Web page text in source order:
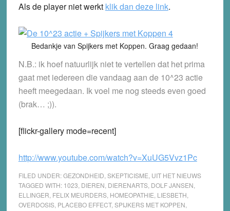
Als de player niet werkt klik dan deze link.
Bedankje van Spijkers met Koppen. Graag gedaan!
N.B.: ik hoef natuurlijk niet te vertellen dat het prima
gaat met iedereen die vandaag aan de 10^23 actie
heeft meegedaan. Ik voel me nog steeds even goed
(brak… ;)).
[flickr-gallery mode=recent]
http://www.youtube.com/watch?v=XuUG5Vvz1Pc
FILED UNDER:GEZONDHEID SKEPTICISME UIT HET NIEUWS
TAGGED WITH: 1023 DIEREN DIERENARTS, DOLF JANSEN
ELLINGER FELIX MEURDERS, HOMEOPATHIE LIESBETH
OVERDOSIS, PLACEBO EFFECT, SPIJKERS MET KOPPEN